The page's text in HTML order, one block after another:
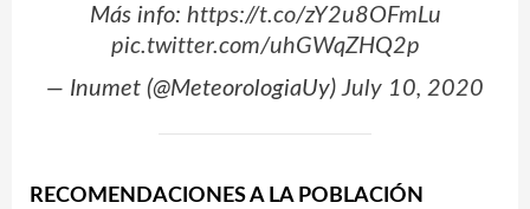
Más info: https://t.co/zY2u8OFmLu
pic.twitter.com/uhGWqZHQ2p
— Inumet (@MeteorologiaUy) July 10, 2020
RECOMENDACIONES A LA POBLACIÓN